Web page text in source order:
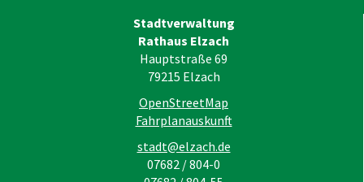
Stadtverwaltung
Rathaus Elzach
Hauptstraße 69
79215 Elzach
OpenStreetMap
Fahrplanauskunft
stadt@elzach.de
07682 / 804-0